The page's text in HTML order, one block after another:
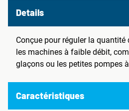
Details
Conçue pour réguler la quantité
les machines à faible débit,
glaçons ou les petites pompes
Caractéristiques